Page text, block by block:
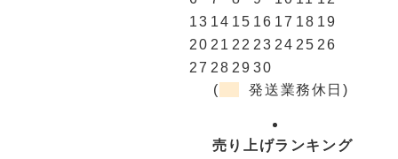
13 14 15 16 17 18 19
20 21 22 23 24 25 26
27 28 29 30
(
発送業務休日)
売り上げランキング